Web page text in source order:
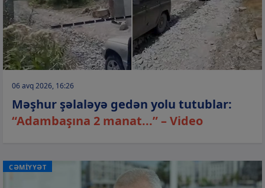
06 avq 2026, 16:26
Məşhur şəlaləyə gedən yolu tutublar:
“Adambaşına 2 manat...” – Video
CƏMİYYƏT